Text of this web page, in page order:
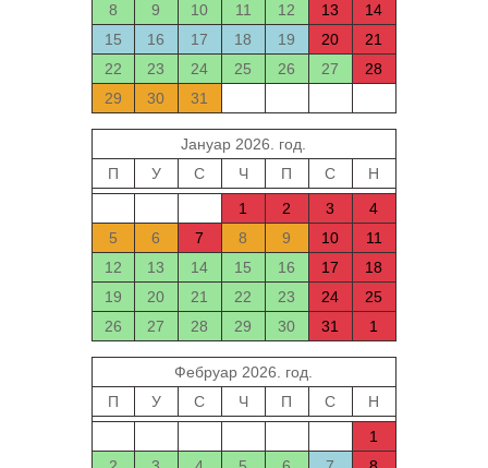
8
9 10 11 12 13
14
15
16 17 18 19 20
21
22
23 24 25 26 27
28
29
30 31
Јануар 2026. год.
П
У С Ч П С
Н
1
2 3
4
5
6 7 8 9 10
11
12
13 14 15 16 17
18
19
20 21 22 23 24
25
26
27 28 29 30 31 1
Фебруар 2026. год.
П
У С Ч П С
Н
1